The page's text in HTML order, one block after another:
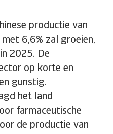
productie van
6,6% zal groeien,
2025. De
op korte en
gunstig.
het land
farmaceutische
de productie van